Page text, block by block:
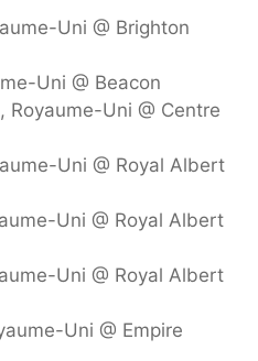
Uni @ Brighton
Uni @ Beacon
Uni @ Centre
Uni @ Royal Albert
Uni @ Royal Albert
Uni @ Royal Albert
Uni @ Empire